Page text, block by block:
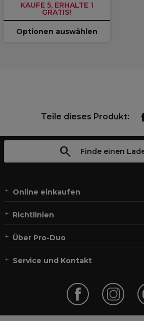
KAUFE 5, ERHALTE 1
GRATIS!
Optionen auswählen
Teile dieses Produkt:
Finde einen
Online einkaufen
Richtlinien
Über Pro-Duo
Service und Kontakt